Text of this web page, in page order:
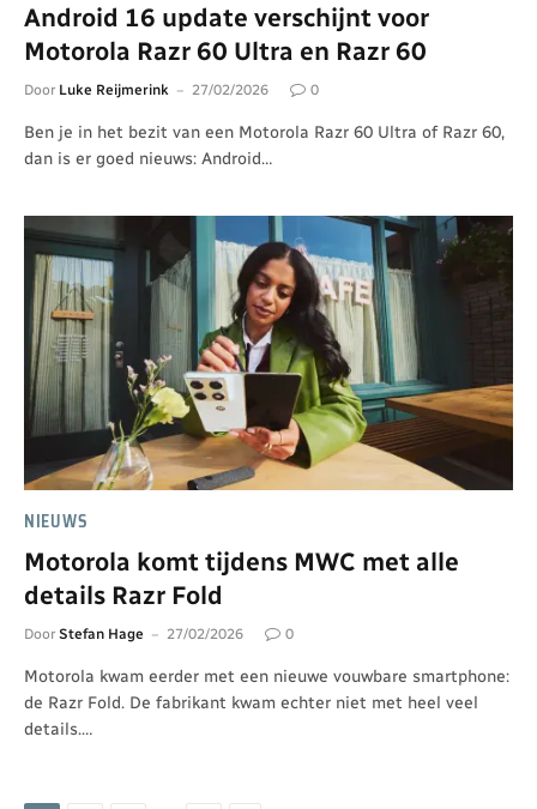
Android 16 update verschijnt voor
Motorola Razr 60 Ultra en Razr 60
Door Luke Reijmerink 27/02/2026 0
Ben je in het bezit van een Motorola Razr 60 Ultra of Razr 60,
dan is er goed nieuws: Android…
NIEUWS
Motorola komt tijdens MWC met alle
details Razr Fold
Door Stefan Hage 27/02/2026 0
Motorola kwam eerder met een nieuwe vouwbare smartphone:
de Razr Fold. De fabrikant kwam echter niet met heel veel
details.…